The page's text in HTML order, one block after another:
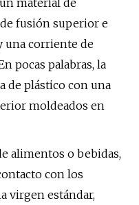
material de
fusión superior e
corriente de
pocas palabras, la
de plástico con una
moldeados en
alimentos o bebidas,
con los
virgen estándar,